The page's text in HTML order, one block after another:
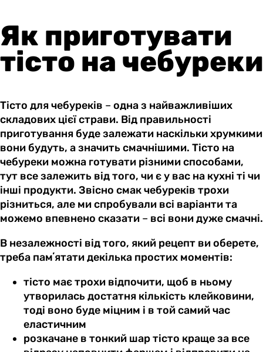
Як приготувати
тісто на чебуреки
Тісто для чебуреків – одна з найважливіших
складових цієї страви. Від правильності
приготування буде залежати наскільки хрумкими
вони будуть, а значить смачнішими. Тісто на
чебуреки можна готувати різними способами,
тут все залежить від того, чи є у вас на кухні ті чи
інші продукти. Звісно смак чебуреків трохи
різниться, але ми спробували всі варіанти та
можемо впевнено сказати – всі вони дуже смачні.
В незалежності від того, який рецепт ви оберете,
треба памʼятати декілька простих моментів:
тісто має трохи відпочити, щоб в ньому
утворилась достатня кількість клейковини,
тоді воно буде міцним і в той самий час
еластичним
розкачане в тонкий шар тісто краще за все